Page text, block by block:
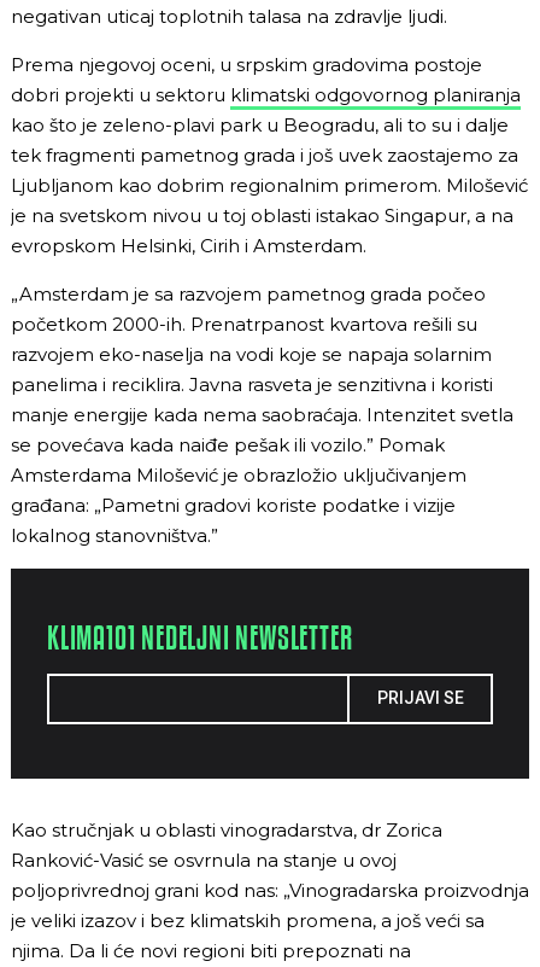
negativan uticaj toplotnih talasa na zdravlje ljudi.
Prema njegovoj oceni, u srpskim gradovima postoje
dobri projekti u sektoru klimatski odgovornog planiranja
kao što je zeleno-plavi park u Beogradu, ali to su i dalje
tek fragmenti pametnog grada i još uvek zaostajemo za
Ljubljanom kao dobrim regionalnim primerom. Milošević
je na svetskom nivou u toj oblasti istakao Singapur, a na
evropskom Helsinki, Cirih i Amsterdam.
„Amsterdam je sa razvojem pametnog grada počeo
početkom 2000-ih. Prenatrpanost kvartova rešili su
razvojem eko-naselja na vodi koje se napaja solarnim
panelima i reciklira. Javna rasveta je senzitivna i koristi
manje energije kada nema saobraćaja. Intenzitet svetla
se povećava kada naiđe pešak ili vozilo.” Pomak
Amsterdama Milošević je obrazložio uključivanjem
građana: „Pametni gradovi koriste podatke i vizije
lokalnog stanovništva.”
KLIMA101 NEDELJNI NEWSLETTER
PRIJAVI SE
Kao stručnjak u oblasti vinogradarstva, dr Zorica
Ranković-Vasić se osvrnula na stanje u ovoj
poljoprivrednoj grani kod nas: „Vinogradarska proizvodnja
je veliki izazov i bez klimatskih promena, a još veći sa
njima. Da li će novi regioni biti prepoznati na